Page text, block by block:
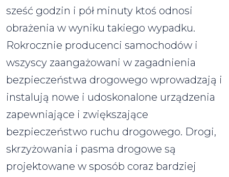
sześć godzin i pół minuty ktoś odnosi
obrażenia w wyniku takiego wypadku.
Rokrocznie producenci samochodów i
wszyscy zaangażowani w zagadnienia
bezpieczeństwa drogowego wprowadzają i
instalują nowe i udoskonalone urządzenia
zapewniające i zwiększające
bezpieczeństwo ruchu drogowego. Drogi,
skrzyżowania i pasma drogowe są
projektowane w sposób coraz bardziej